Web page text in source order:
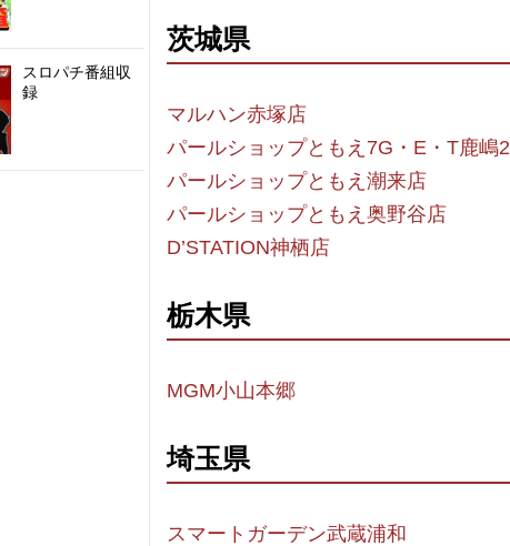
スロパチ番組収
録
茨城県
マルハン赤塚店
パールショップともえ7G・E・T鹿嶋2
パールショップともえ潮来店
パールショップともえ奥野谷店
D’STATION神栖店
栃木県
MGM小山本郷
埼玉県
スマートガーデン武蔵浦和